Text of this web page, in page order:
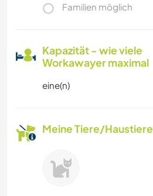
Familien möglich
Kapazität - wie viele
Workawayer maximal
eine(n)
Meine Tiere/Haustiere